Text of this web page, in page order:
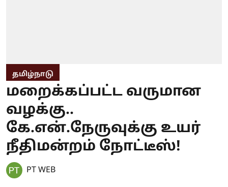
தமிழ்நாடு
மறைக்கப்பட்ட வருமான
வழக்கு..
கே.என்.நேருவுக்கு உயர்
நீதிமன்றம் நோட்டீஸ்!
PT WEB